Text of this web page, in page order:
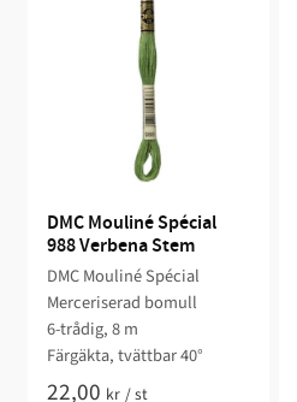
DMC Mouliné Spécial
988 Verbena Stem
DMC Mouliné Spécial
Merceriserad bomull
6-trådig, 8 m
Färgäkta, tvättbar 40°
22,00 kr /st